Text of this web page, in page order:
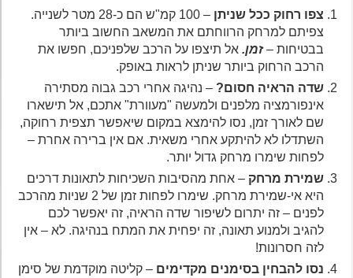
צפו רחוק ככל שניתן
– 100 קמ"ש הם כ-28 מטר לשנייה.
צפיתם למרחק הרווחתם את המשאב החשוב ביותר
בבטיחות – זמן.אל תיצפו על הרכב שלפניכם, חפשו את
הרכב הרחוק ביותר שניתן לראות באופק.
שדה הראיה חסום?– נהיגה אחרי רכב גבוה מסתירה
אינפורמציה מלפנים ולמעשה "מעוורת" אתכם, אל תישארו
שם לאורך זמן, נסו להימצא במקום שיאפשר תצפית רחוקה,
השתדלו לא להיתקע אחרי משאית. אם אין ברירה אחרת –
לפחות שימרו מרחק גדול יותר.
שמירת מרחק– אחת מהסיבות השכיחות לתאונות דרכים
היא אי-שמירת מרחק. שימרו לפחות זמן של 2 שניות מהרכב
לפנים – זה יתרום לשיפור שדה הראיה, זה יאפשר לכם
להגיב ולמנוע תאונה, זה יפחית את המתח בנהיגה. לא – אין
לזה חסרונות!
נסו להבחין בסימנים מקדימים– קליטה מוקדמת של סימן